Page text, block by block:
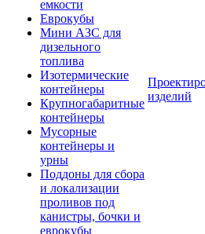
емкости
Еврокубы
Мини АЗС для
дизельного
топлива
Изотермические
контейнеры
Крупногабаритные
контейнеры
Мусорные
контейнеры и
урны
Поддоны для сбора
и локализации
проливов под
канистры, бочки и
еврокубы
изделий